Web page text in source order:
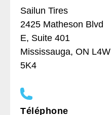
Sailun Tires
2425 Matheson Blvd
E, Suite 401
Mississauga, ON L4W
5K4
Téléphone